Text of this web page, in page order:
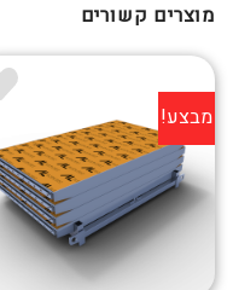
מוצרים קשורים
מבצע!
WISHLIST